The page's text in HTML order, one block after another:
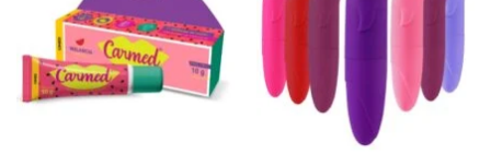
opções
podem
ser
escolhidas